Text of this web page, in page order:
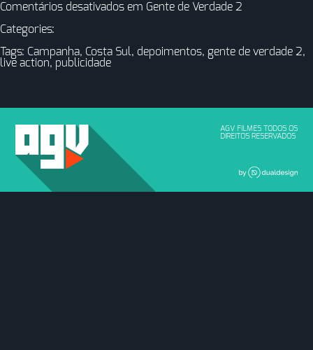
Comentários desativados em Gente de Verdade 2
Categories:
Tags: Campanha, Costa Sul, depoimentos, gente de verdade 2,
live action, publicidade
AGV FILMES TODOS OS
DIREITOS RESERVADOS